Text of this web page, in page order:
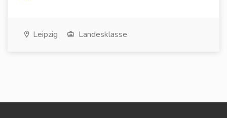
Leipzig Landesklasse